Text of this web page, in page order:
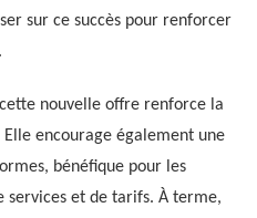
sur ce succès pour renforcer
nouvelle offre renforce la
encourage également une
bénéfique pour les
services et de tarifs. À terme,